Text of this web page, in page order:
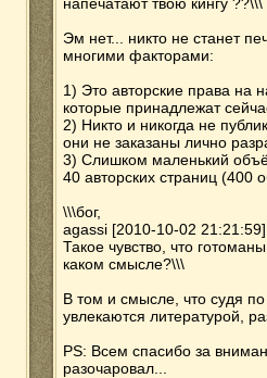
Эм нет... никто не станет
многими факторами:
1) Это авторские права на
которые принадлежат
2) Никто и никогда не
они не заказаны лично
3) Слишком маленький
40 авторских страниц (400
\\\бог,
agassi [2010-10-02 21:21:59]
Такое чувство, что
каком смысле?\\\
В том и смысле, что судя
увлекаются литературой,
PS: Всем спасибо за
разочаровал...